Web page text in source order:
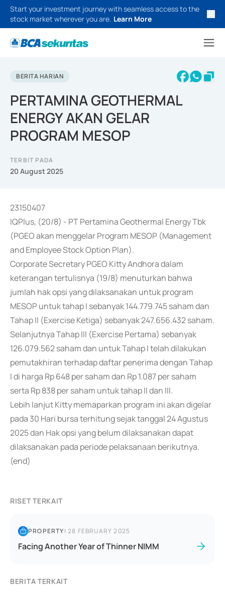
Start your investment journey with seamless access to the
stock market wherever you are. Learn More
BERITA HARIAN
PERTAMINA GEOTHERMAL
ENERGY AKAN GELAR
PROGRAM MESOP
TERBIT PADA
20 August 2025
23150407
IQPlus, (20/8) - PT Pertamina Geothermal Energy Tbk
(PGEO akan menggelar Program MESOP (Management
and Employee Stock Option Plan).
Corporate Secretary PGEO Kitty Andhora dalam
keterangan tertulisnya (19/8) menuturkan bahwa
jumlah hak opsi yang dilaksanakan untuk program
MESOP untuk tahap I sebanyak 144.779.745 saham dan
Tahap II (Exercise Ketiga) sebanyak 247.656.432 saham.
Selanjutnya Tahap III (Exercise Pertama) sebanyak
126.079.562 saham dan untuk Tahap I telah dilakukan
pemutakhiran terhadap daftar penerima dengan Tahap
I di harga Rp 648 per saham dan Rp 1.087 per saham
serta Rp 838 per saham untuk tahap II dan III.
Lebih lanjut Kitty memaparkan program ini akan digelar
pada 30 Hari bursa terhitung sejak tanggal 24 Agustus
2025 dan Hak opsi yang belum dilaksanakan dapat
dilaksanakan pada periode pelaksanaan berikutnya.
(end)
RISET TERKAIT
PROPERTY|28 FEBRUARY 2025
Facing Another Year of Thinner NIMM
BERITA TERKAIT